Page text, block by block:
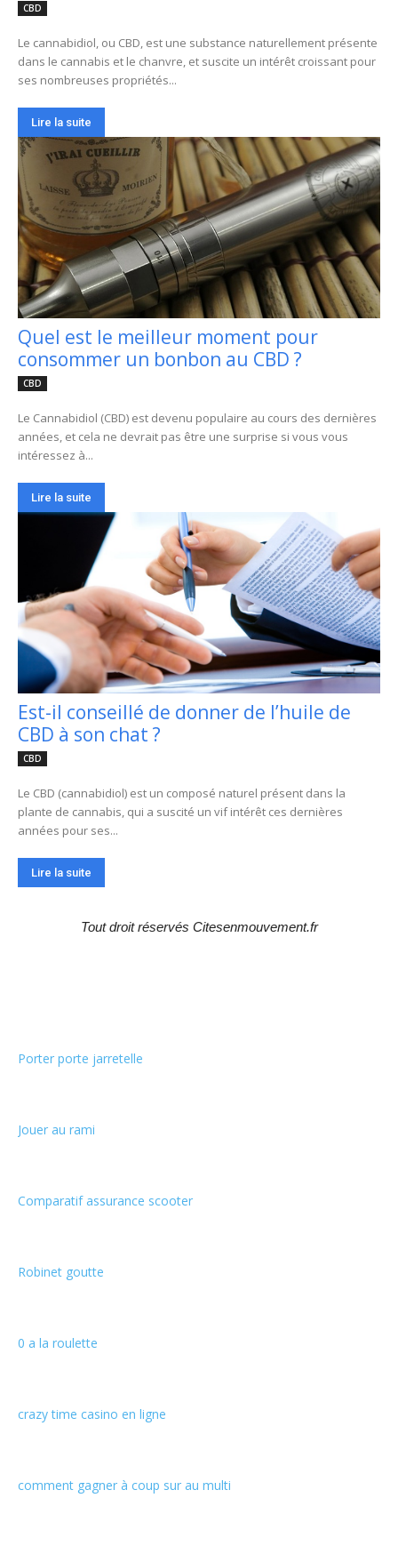
CBD
Le cannabidiol, ou CBD, est une substance naturellement présente
dans le cannabis et le chanvre, et suscite un intérêt croissant pour
ses nombreuses propriétés...
Lire la suite
Quel est le meilleur moment pour
consommer un bonbon au CBD ?
CBD
Le Cannabidiol (CBD) est devenu populaire au cours des dernières
années, et cela ne devrait pas être une surprise si vous vous
intéressez à...
Lire la suite
Est-il conseillé de donner de l’huile de
CBD à son chat ?
CBD
Le CBD (cannabidiol) est un composé naturel présent dans la
plante de cannabis, qui a suscité un vif intérêt ces dernières
années pour ses...
Lire la suite
Tout droit réservés Citesenmouvement.fr
Porter porte jarretelle
Jouer au rami
Comparatif assurance scooter
Robinet goutte
0 a la roulette
crazy time casino en ligne
comment gagner à coup sur au multi